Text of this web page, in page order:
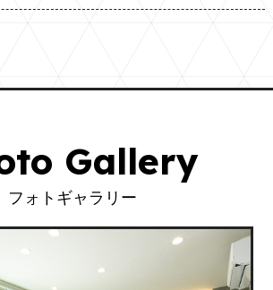
Gallery
フォトギャラリー